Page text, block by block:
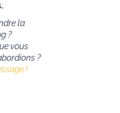
la
?
vous
?
!